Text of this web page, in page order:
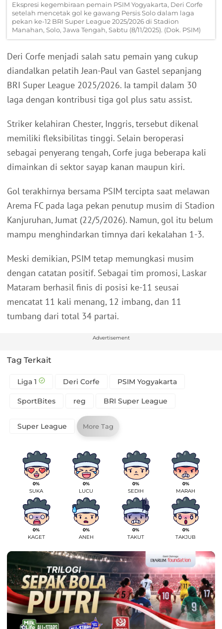
Ekspresi kegembiraan pemain PSIM Yogyakarta, Deri Corfe
setelah mencetak gol ke gawang Persis Solo dalam laga
pekan ke-12 BRI Super League 2025/2026 di Stadion
Manahan, Solo, Jawa Tengah, Sabtu (8/11/2025). (Dok. PSIM)
Deri Corfe menjadi salah satu pemain yang cukup
diandalkan pelatih Jean-Paul van Gastel sepanjang
BRI Super League 2025/2026. Ia tampil dalam 30
laga dengan kontribusi tiga gol plus satu assist.
Striker kelahiran Chester, Inggris, tersebut dikenal
memiliki fleksibilitas tinggi. Selain beroperasi
sebagai penyerang tengah, Corfe juga beberapa kali
dimainkan di sektor sayap kanan maupun kiri.
Gol terakhirnya bersama PSIM tercipta saat melawan
Arema FC pada laga pekan penutup musim di Stadion
Kanjuruhan, Jumat (22/5/2026). Namun, gol itu belum
mampu menghindarkan timnya dari kekalahan 1-3.
Meski demikian, PSIM tetap memungkasi musim
dengan catatan positif. Sebagai tim promosi, Laskar
Mataram berhasil finis di posisi ke-11 seusai
mencatat 11 kali menang, 12 imbang, dan 11
tumbang dari total 34 partai.
Advertisement
Tag Terkait
Liga 1 Deri Corfe PSIM Yogyakarta
SportBites reg BRI Super League
Super League More Tag
0%
SUKA
0%
LUCU
0%
SEDIH
0%
MARAH
0%
KAGET
0%
ANEH
0%
TAKUT
0%
TAKJUB